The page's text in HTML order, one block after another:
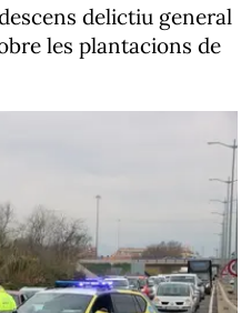
delictiu general
les plantacions de